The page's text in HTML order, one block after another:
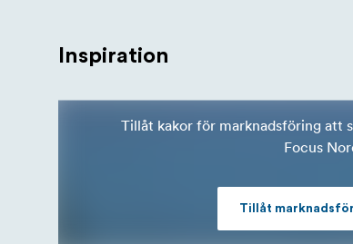
Inspiration
Tillåt kakor för marknadsföring att
Focus
Tillåt